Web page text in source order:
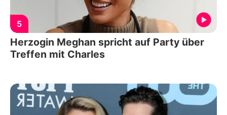
5
Herzogin Meghan spricht auf Party über
Treffen mit Charles